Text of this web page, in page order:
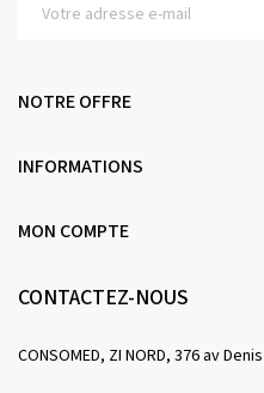
NOTRE OFFRE
INFORMATIONS
MON COMPTE
CONTACTEZ-NOUS
CONSOMED, ZI NORD, 376 av